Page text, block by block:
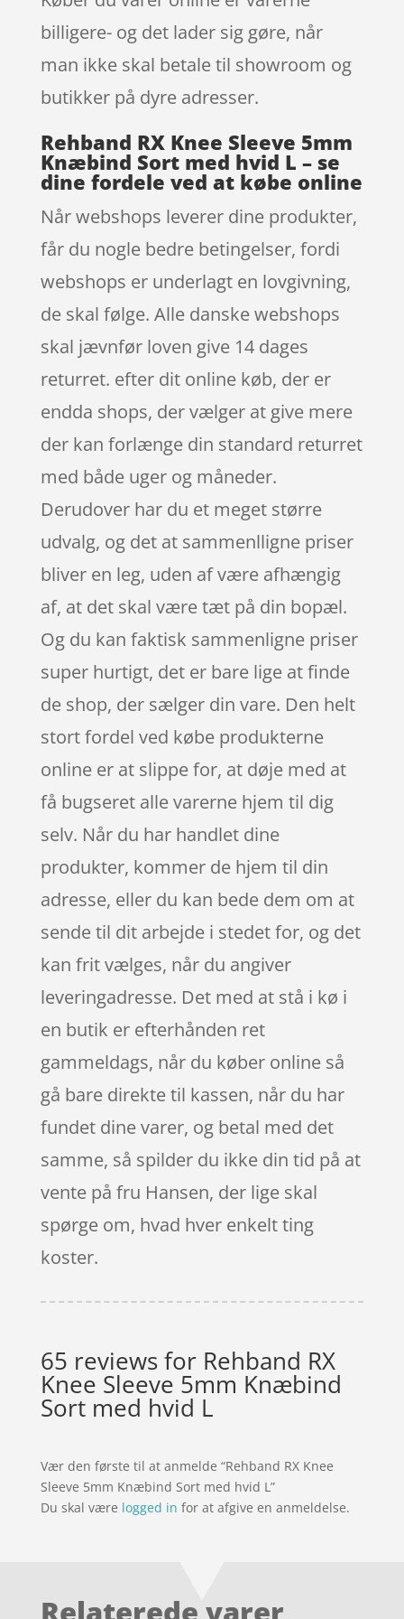
billigere- og det lader sig gøre, når
man ikke skal betale til showroom og
butikker på dyre adresser.
Rehband RX Knee Sleeve 5mm
Knæbind Sort med hvid L – se
dine fordele ved at købe online
Når webshops leverer dine produkter,
får du nogle bedre betingelser, fordi
webshops er underlagt en lovgivning,
de skal følge. Alle danske webshops
skal jævnfør loven give 14 dages
returret. efter dit online køb, der er
endda shops, der vælger at give mere
der kan forlænge din standard returret
med både uger og måneder.
Derudover har du et meget større
udvalg, og det at sammenlligne priser
bliver en leg, uden af være afhængig
af, at det skal være tæt på din bopæl.
Og du kan faktisk sammenligne priser
super hurtigt, det er bare lige at finde
de shop, der sælger din vare. Den helt
stort fordel ved købe produkterne
online er at slippe for, at døje med at
få bugseret alle varerne hjem til dig
selv. Når du har handlet dine
produkter, kommer de hjem til din
adresse, eller du kan bede dem om at
sende til dit arbejde i stedet for, og det
kan frit vælges, når du angiver
leveringadresse. Det med at stå i kø i
en butik er efterhånden ret
gammeldags, når du køber online så
gå bare direkte til kassen, når du har
fundet dine varer, og betal med det
samme, så spilder du ikke din tid på at
vente på fru Hansen, der lige skal
spørge om, hvad hver enkelt ting
koster.
65 reviews for Rehband RX
Knee Sleeve 5mm Knæbind
Sort med hvid L
Vær den første til at anmelde “Rehband RX Knee
Sleeve 5mm Knæbind Sort med hvid L”
Du skal være logged in for at afgive en anmeldelse.